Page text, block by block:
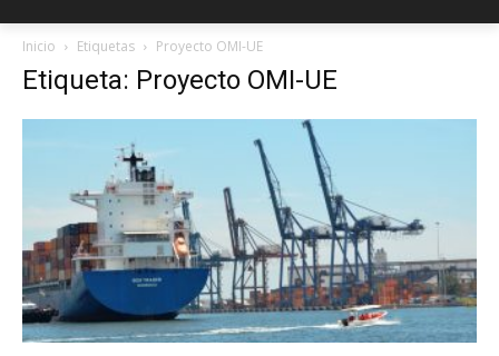
Inicio Etiquetas Proyecto OMI-UE
Etiqueta: Proyecto OMI-UE